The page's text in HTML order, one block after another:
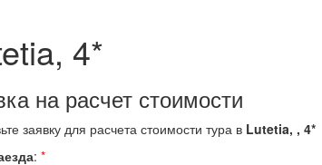
4*
на расчет стоимости
заявку для расчета стоимости тура в Lutetia, , 4*
: *